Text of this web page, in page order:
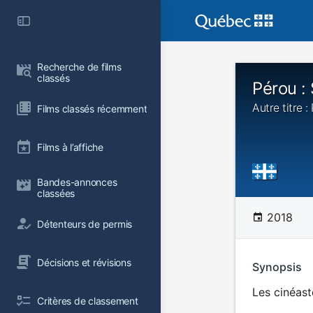
Recherche de films
classés
Films classés récemment
Films à l’affiche
Bandes-annonces
classées
Détenteurs de permis
Décisions et révisions
Critères de classement
Pérou :
Autre titre :
2018
Synopsis
Les